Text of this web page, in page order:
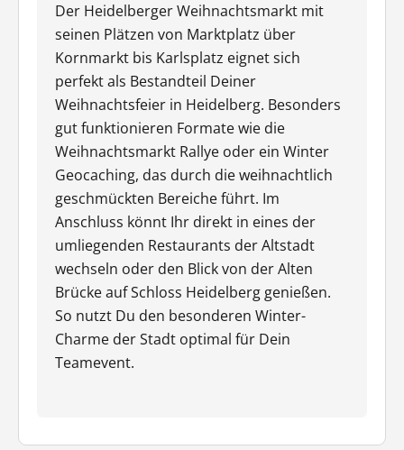
Der Heidelberger Weihnachtsmarkt mit
seinen Plätzen von Marktplatz über
Kornmarkt bis Karlsplatz eignet sich
perfekt als Bestandteil Deiner
Weihnachtsfeier in Heidelberg. Besonders
gut funktionieren Formate wie die
Weihnachtsmarkt Rallye oder ein Winter
Geocaching, das durch die weihnachtlich
geschmückten Bereiche führt. Im
Anschluss könnt Ihr direkt in eines der
umliegenden Restaurants der Altstadt
wechseln oder den Blick von der Alten
Brücke auf Schloss Heidelberg genießen.
So nutzt Du den besonderen Winter-
Charme der Stadt optimal für Dein
Teamevent.